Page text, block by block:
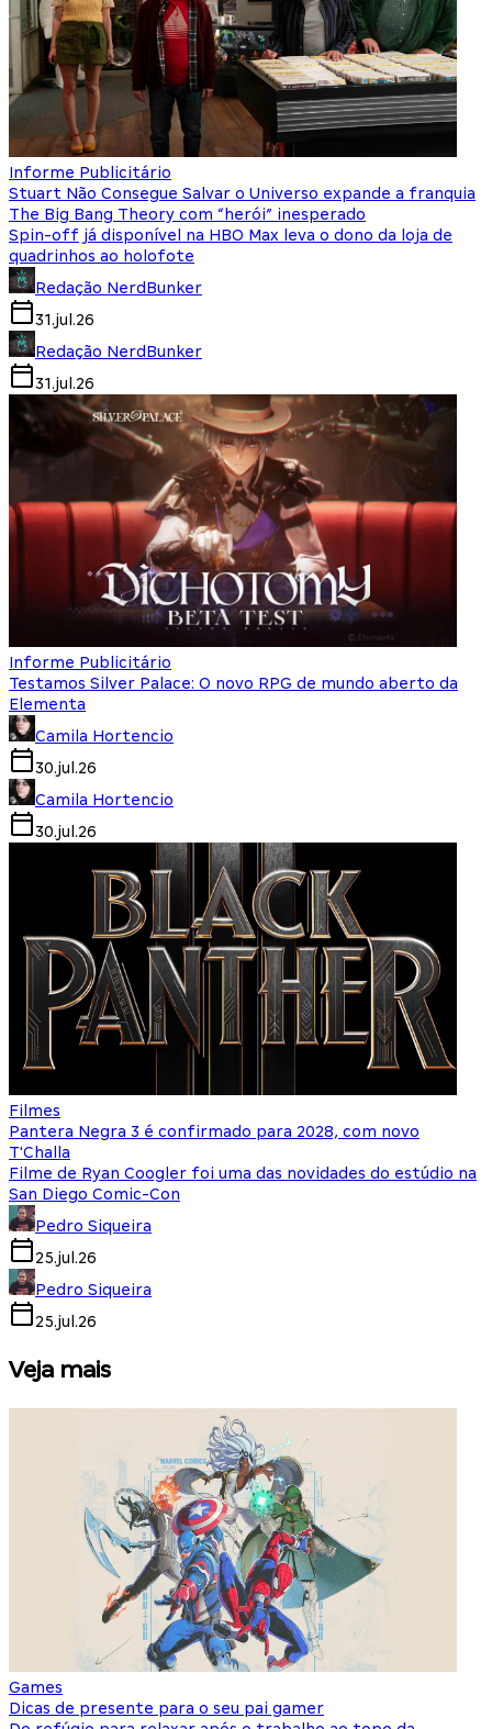
Informe Publicitário
Stuart Não Consegue Salvar o Universo expande a franquia
The Big Bang Theory com “herói” inesperado
Spin-off já disponível na HBO Max leva o dono da loja de
quadrinhos ao holofote
Redação NerdBunker
31.jul.26
Redação NerdBunker
31.jul.26
Informe Publicitário
Testamos Silver Palace: O novo RPG de mundo aberto da
Elementa
Camila Hortencio
30.jul.26
Camila Hortencio
30.jul.26
Filmes
Pantera Negra 3 é confirmado para 2028, com novo
T'Challa
Filme de Ryan Coogler foi uma das novidades do estúdio na
San Diego Comic-Con
Pedro Siqueira
25.jul.26
Pedro Siqueira
25.jul.26
Veja mais
Games
Dicas de presente para o seu pai gamer